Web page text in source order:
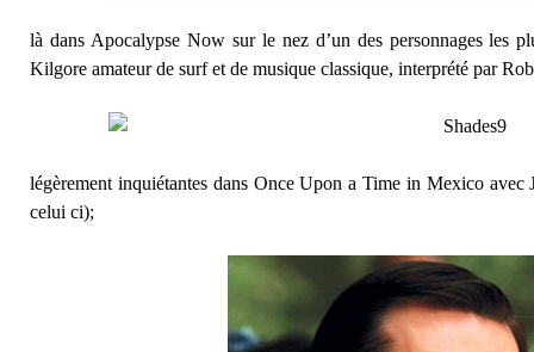
là dans Apocalypse Now sur le nez d’un des personnages les
Kilgore amateur de surf et de musique classique, interprété par
légèrement inquiétantes dans Once Upon a Time in Mexico
celui ci);